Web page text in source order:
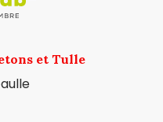
et Tulle